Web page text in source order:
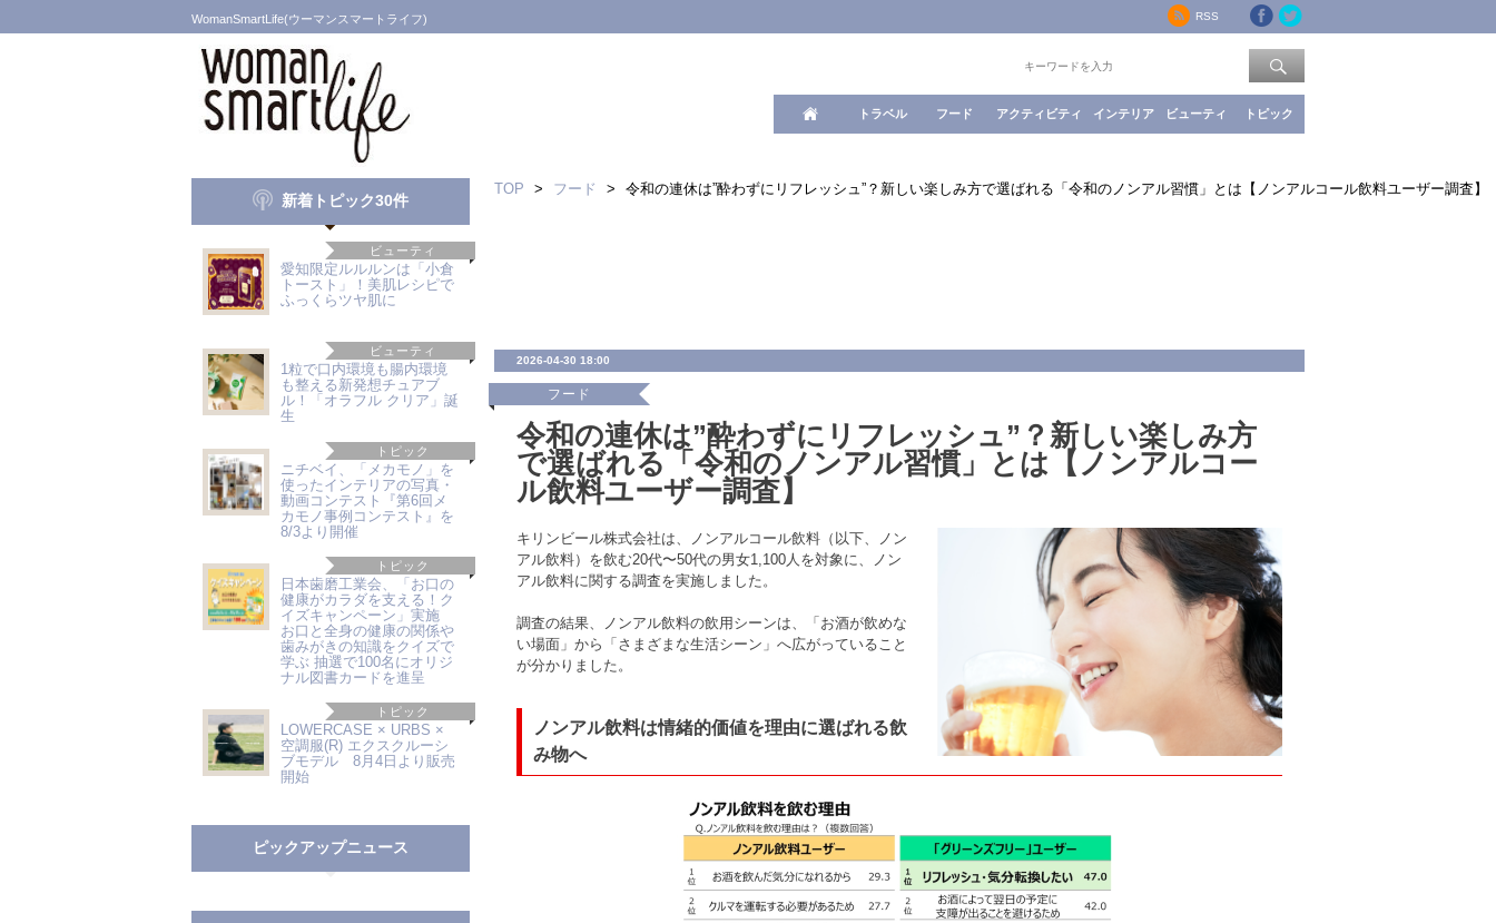
WomanSmartLife(ウーマンスマートライフ) RSS
トラベル フード アクティビティ インテリア ビューティ トピック
新着トピック30件
ビューティ
愛知限定ルルルンは「小倉
トースト」！美肌レシピで
ふっくらツヤ肌に
ビューティ
1粒で口内環境も腸内環境
も整える新発想チュアブ
ル！「オラフル クリア」誕
生
トピック
ニチベイ、「メカモノ」を
使ったインテリアの写真・
動画コンテスト『第6回メ
カモノ事例コンテスト』を
8/3より開催
トピック
日本歯磨工業会、「お口の
健康がカラダを支える！ク
イズキャンペーン」実施
お口と全身の健康の関係や
歯みがきの知識をクイズで
学ぶ 抽選で100名にオリジ
ナル図書カードを進呈
トピック
LOWERCASE × URBS ×
空調服(R) エクスクルーシ
ブモデル 8月4日より販売
開始
ピックアップニュース
TOP > フード > 令和の連休は”酔わずにリフレッシュ”？新しい楽しみ方で選ばれる「令和のノンアル習慣」とは【ノンアルコール飲料ユーザー調査】
2026-04-30 18:00
フード
令和の連休は”酔わずにリフレッシュ”？新しい楽しみ方
で選ばれる「令和のノンアル習慣」とは【ノンアルコー
ル飲料ユーザー調査】
キリンビール株式会社は、ノンアルコール飲料（以下、ノン
アル飲料）を飲む20代〜50代の男女1,100人を対象に、ノン
アル飲料に関する調査を実施しました。
調査の結果、ノンアル飲料の飲用シーンは、「お酒が飲めな
い場面」から「さまざまな生活シーン」へ広がっていること
が分かりました。
ノンアル飲料は情緒的価値を理由に選ばれる飲
み物へ